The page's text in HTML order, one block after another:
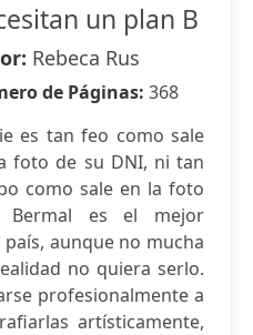
un plan B
Rebeca Rus
de Páginas: 368
es tan feo como sale
foto de su DNI, ni tan
como sale en la foto
es el mejor
aunque no mucha
no quiera serlo.
profesionalmente a
artísticamente,